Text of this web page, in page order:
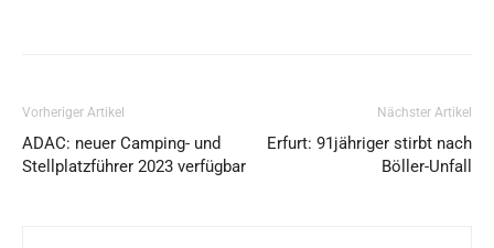
Vorheriger Artikel
ADAC: neuer Camping- und
Stellplatzführer 2023 verfügbar
Nächster Artikel
Erfurt: 91jähriger stirbt nach
Böller-Unfall